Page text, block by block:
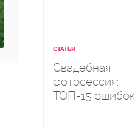
СТАТЬИ
Свадебная
фотосессия:
ТОП-15 ошибок